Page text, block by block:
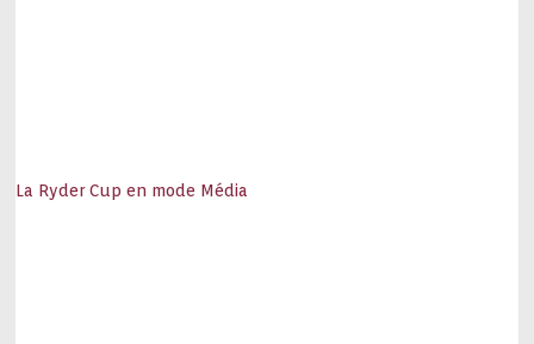
La Ryder Cup en mode Média